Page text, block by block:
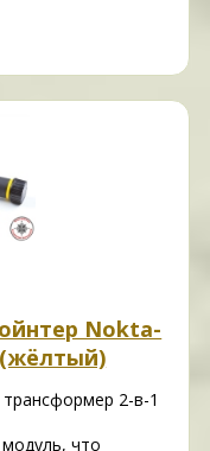
Nokta-
(жёлтый)
2-в-1
что